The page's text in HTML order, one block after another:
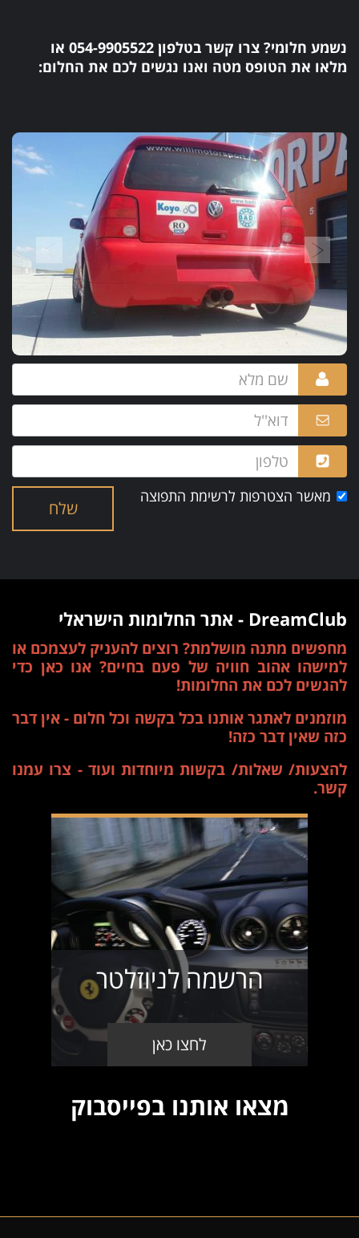
נשמע חלומי? צרו קשר בטלפון 054-9905522 או
מלאו את הטופס מטה ואנו נגשים לכם את החלום:
שלח
מאשר הצטרפות לרשימת התפוצה
DreamClub - אתר החלומות הישראלי
מחפשים מתנה מושלמת? רוצים להעניק לעצמכם או
למישהו אהוב חוויה של פעם בחיים? אנו כאן כדי
להגשים לכם את החלומות!
מוזמנים לאתגר אותנו בכל בקשה וכל חלום - אין דבר
כזה שאין דבר כזה!
להצעות/ שאלות/ בקשות מיוחדות ועוד - צרו עמנו
קשר.
הרשמה לניוזלטר
לחצו כאן
מצאו אותנו בפייסבוק